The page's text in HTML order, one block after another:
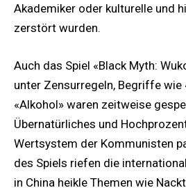
Akademiker oder kulturelle und
zerstört wurden.
Auch das Spiel «Black Myth:
unter Zensurregeln, Begriffe wie
«Alkohol» waren zeitweise
Übernatürliches und
Wertsystem der Kommunisten
des Spiels riefen die
in China heikle Themen wie